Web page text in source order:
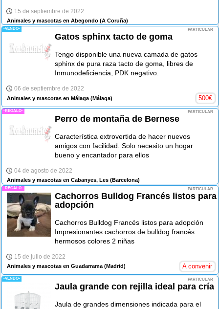
15 de septiembre de 2022
Animales y mascotas en Abegondo (A Coruña)
-VENDO- PARTICULAR
Gatos sphinx tacto de goma
Tengo disponible una nueva camada de gatos
sphinx de pura raza tacto de goma, libres de
Inmunodeficiencia, PDK negativo.
06 de septiembre de 2022
Animales y mascotas en Málaga (Málaga) 500€
-REGALO- PARTICULAR
Perro de montaña de Bernese
Característica extrovertida de hacer nuevos
amigos con facilidad. Solo necesito un hogar
bueno y encantador para ellos
04 de agosto de 2022
Animales y mascotas en Cabanyes, Les (Barcelona)
-REGALO- PARTICULAR
Cachorros Bulldog Francés listos para
adopción
Cachorros Bulldog Francés listos para adopción
Impresionantes cachorros de bulldog francés
hermosos colores 2 niñas
15 de julio de 2022
Animales y mascotas en Guadarrama (Madrid) A convenir
-VENDO- PARTICULAR
Jaula grande con rejilla ideal para cría
Jaula de grandes dimensiones indicada para el